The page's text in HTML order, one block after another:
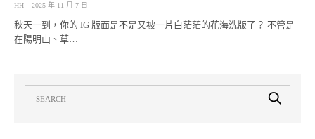
HH 2025 年 11 月 7 日
秋天一到，你的 IG 版面是不是又被一片白茫茫的花海洗版了？ 不管是
在陽明山、草…